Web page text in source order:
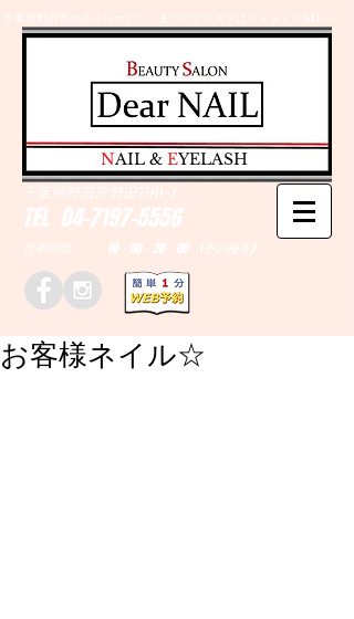
千葉県野田市のネイルサロン、まつげエクステはＤｅａｒＮAILへ
TEL 04-7197-5556
営業時間 10：00～20：00 (予約優先)
千葉県野田市野田790-1
​NAIL & EYELASH
お客様ネイル☆